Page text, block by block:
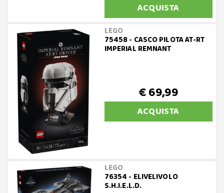
ACQUISTA
LEGO
75458 - CASCO PILOTA AT-RT
IMPERIAL REMNANT
€ 69,99
ACQUISTA
LEGO
76354 - ELIVELIVOLO
S.H.I.E.L.D.